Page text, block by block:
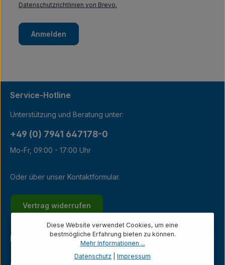
Datenschutzrichtlinien von Brevo.
Anmelden
Service-Hotline
Unterstützung und Beratung unter:
+49 (0) 7941 647178-0
Mo-Fr, 09:00 - 17:00 Uhr
Oder über unser Kontaktformular.
Vertrag widerrufen
Kundenservice
Diese Website verwendet Cookies, um eine
bestmögliche Erfahrung bieten zu können.
Mehr Informationen ...
Datenschutz
Impressum